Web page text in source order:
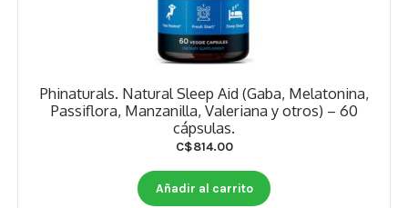
Phinaturals. Natural Sleep Aid (Gaba, Melatonina,
Passiflora, Manzanilla, Valeriana y otros) – 60
cápsulas.
C$814.00
Añadir al carrito